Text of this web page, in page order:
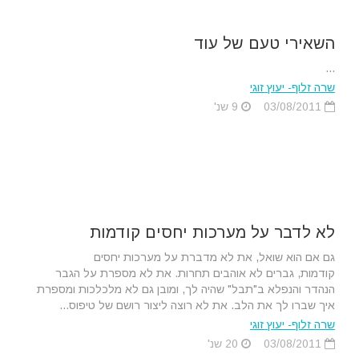
השאירי טעם של עוד
...
שרה זלוף- יעוץ זוגי
לא לדבר על מערכות יחסים קודמות
גם אם הוא שואל, את לא מדברת על מערכות יחסים
קודמות, גברים לא אוהבים תחרות. את לא מספרת על הגבר
הנהדר והנפלא ב"תבל" שהיה לך, ומובן גם לא מלכלכות ומספרת
איך שברו לך את הלב. את לא רוצה ליצור רושם של טיפוס...
שרה זלוף- יעוץ זוגי